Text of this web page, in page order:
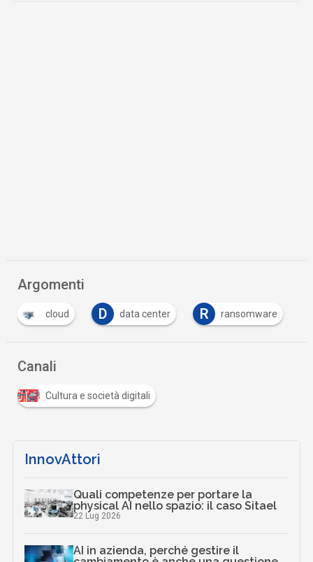
Argomenti
cloud D data center R ransomware
Canali
Cultura e società digitali
InnovAttori
Quali competenze per portare la
physical AI nello spazio: il caso Sitael
22 Lug 2026
AI in azienda, perché gestire il